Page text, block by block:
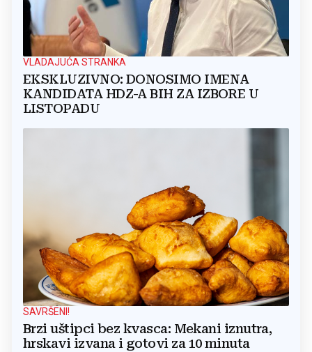
VLADAJUĆA STRANKA
EKSKLUZIVNO: DONOSIMO IMENA
KANDIDATA HDZ-A BIH ZA IZBORE U
LISTOPADU
SAVRŠENI!
Brzi uštipci bez kvasca: Mekani iznutra,
hrskavi izvana i gotovi za 10 minuta